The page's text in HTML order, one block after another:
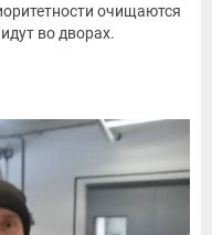
очищаются
во дворах.